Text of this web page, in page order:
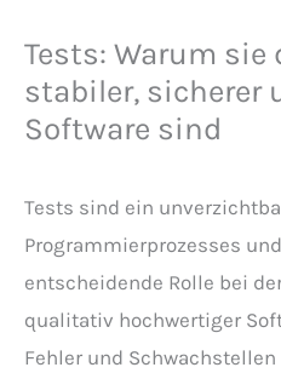
Tests: Warum sie
stabiler, sicherer
Software sind
Tests sind ein
Programmierprozesses
entscheidende Rolle bei
qualitativ hochwertiger
Fehler und